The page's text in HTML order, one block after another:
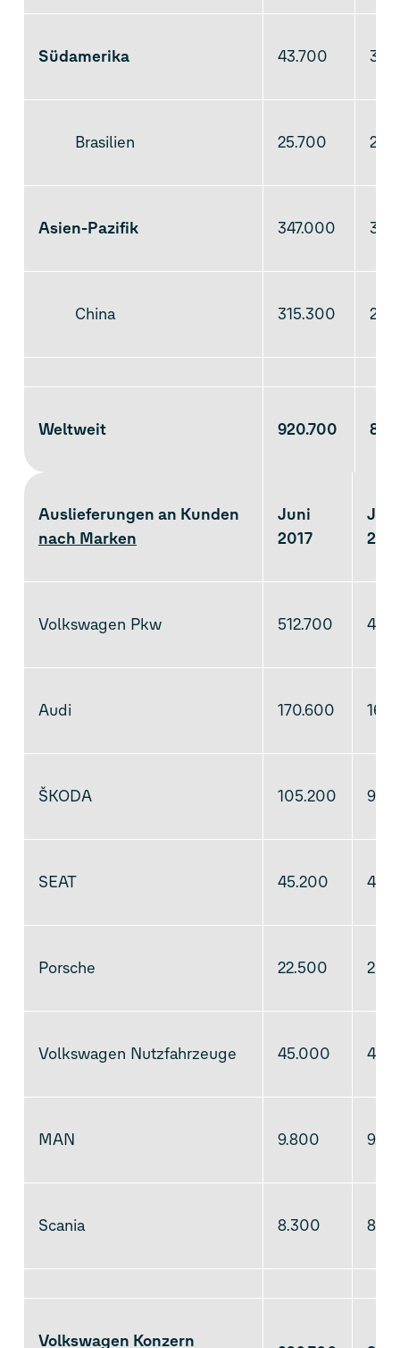
Südamerika 43.700
Brasilien 25.700
Asien-Pazifik 347.000
China 315.300
Weltweit 920.700
Auslieferungen an Kunden
nach Marken
Juni
2017
Juni
Volkswagen Pkw 512.700
Audi 170.600
ŠKODA 105.200
SEAT 45.200
Porsche 22.500
Volkswagen Nutzfahrzeuge 45.000
MAN 9.800
Scania 8.300
Volkswagen Konzern